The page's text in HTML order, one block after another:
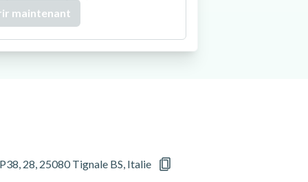
maintenant
28, 25080 Tignale BS, Italie